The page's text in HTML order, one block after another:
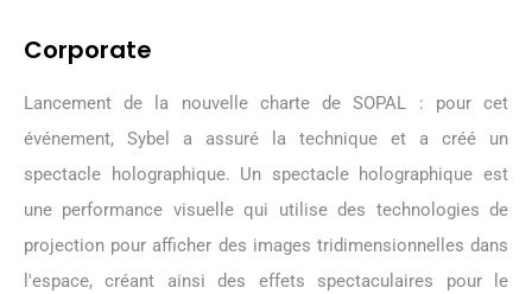
Corporate
Lancement de la nouvelle charte de SOPAL : pour cet
événement, Sybel a assuré la technique et a créé un
spectacle holographique. Un spectacle holographique est
une performance visuelle qui utilise des technologies de
projection pour afficher des images tridimensionnelles dans
l'espace, créant ainsi des effets spectaculaires pour le